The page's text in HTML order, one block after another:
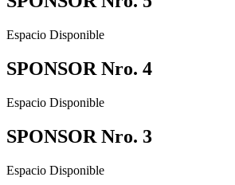
Espacio Disponible
SPONSOR Nro. 4
Espacio Disponible
SPONSOR Nro. 3
Espacio Disponible